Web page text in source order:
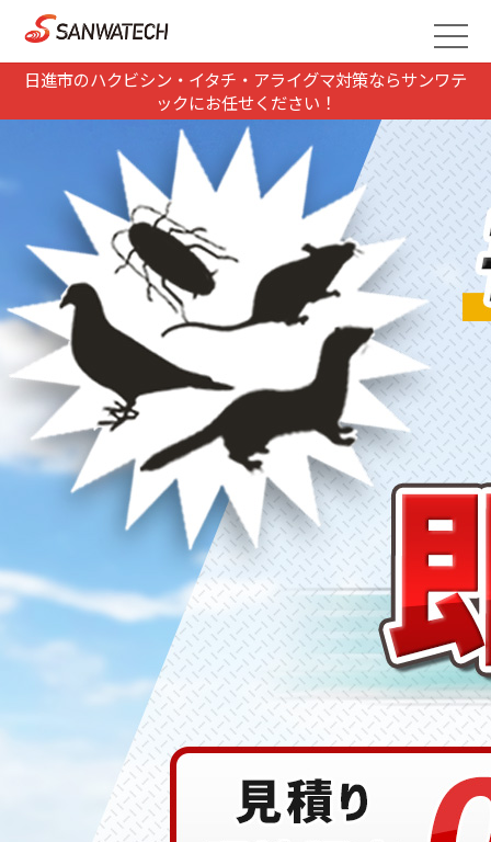
日進市のハクビシン・イタチ・アライグマ対策ならサンワテ
ックにお任せください！